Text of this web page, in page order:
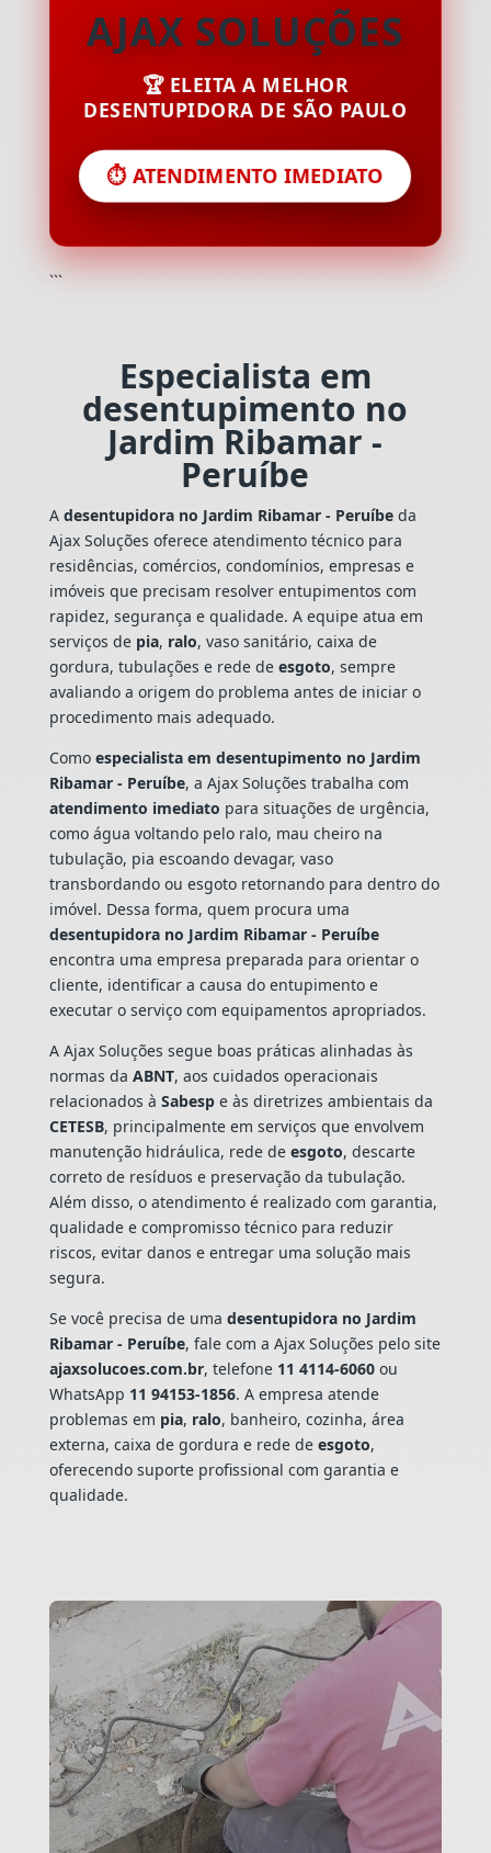
AJAX SOLUÇÕES
🏆 ELEITA A MELHOR
DESENTUPIDORA DE SÃO PAULO
⏱️ ATENDIMENTO IMEDIATO
```
Especialista em
desentupimento no
Jardim Ribamar -
Peruíbe
A desentupidora no Jardim Ribamar - Peruíbeda
Ajax Soluções oferece atendimento técnico para
residências, comércios, condomínios, empresas e
imóveis que precisam resolver entupimentos com
rapidez, segurança e qualidade. A equipe atua em
serviços de pia, ralo, vaso sanitário, caixa de
gordura, tubulações e rede de esgoto, sempre
avaliando a origem do problema antes de iniciar o
procedimento mais adequado.
Como especialista em desentupimento no Jardim
Ribamar - Peruíbe, a Ajax Soluções trabalha com
atendimento imediato para situações de urgência,
como água voltando pelo ralo, mau cheiro na
tubulação, pia escoando devagar, vaso
transbordando ou esgoto retornando para dentro do
imóvel. Dessa forma, quem procura uma
desentupidora no Jardim Ribamar - Peruíbe
encontra uma empresa preparada para orientar o
cliente, identificar a causa do entupimento e
executar o serviço com equipamentos apropriados.
A Ajax Soluções segue boas práticas alinhadas às
normas da ABNT, aos cuidados operacionais
relacionados à Sabespe às diretrizes ambientais da
CETESB, principalmente em serviços que envolvem
manutenção hidráulica, rede de esgoto, descarte
correto de resíduos e preservação da tubulação.
Além disso, o atendimento é realizado com garantia,
qualidade e compromisso técnico para reduzir
riscos, evitar danos e entregar uma solução mais
segura.
Se você precisa de uma desentupidora no Jardim
Ribamar - Peruíbe, fale com a Ajax Soluções pelo site
ajaxsolucoes.com.br, telefone 11 4114-6060ou
WhatsApp 11 94153-1856. A empresa atende
problemas em pia, ralo, banheiro, cozinha, área
externa, caixa de gordura e rede de esgoto,
oferecendo suporte profissional com garantia e
qualidade.